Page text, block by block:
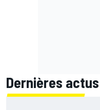
Dernières actus